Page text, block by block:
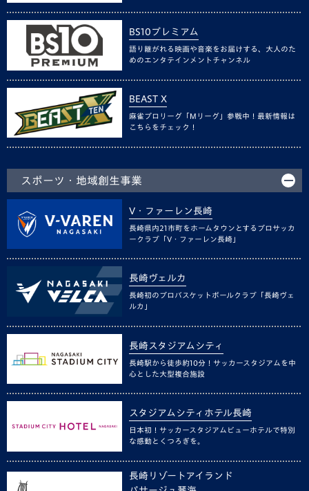
BS10プレミアム
語り継がれる映画や音楽をお届けする、大人のた
めのエンタテインメントチャンネル
BEAST X
麻雀プロリーグ「Mリーグ」参戦中！最新情報は
こちらをチェック！
スポーツ・地域創生事業
V・ファーレン長崎
長崎県内21市町をホームタウンとするプロサッカ
ークラブ「V・ファーレン長崎」
長崎ヴェルカ
長崎初のプロバスケットボールクラブ「長崎ヴェ
ルカ」
長崎スタジアムシティ
長崎駅から徒歩約10分！サッカースタジアムを中
心とした大型複合施設
スタジアムシティホテル長崎
日本初！サッカースタジアムビューホテルで特別
な感動とくつろぎを。
長崎リゾートアイランド